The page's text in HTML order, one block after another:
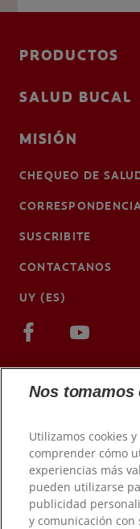
PRODUCTOS
SALUD BUCAL
MISIÓN
CHEQUEO DE
SUSCRIBITE
CONTACTANOS
UY (ES)
© 2026 Colgate-
Nos tomamos
Utilizamos cookies
comprender cómo
experiencias más
pueden utilizarse
publicidad
y comunicación